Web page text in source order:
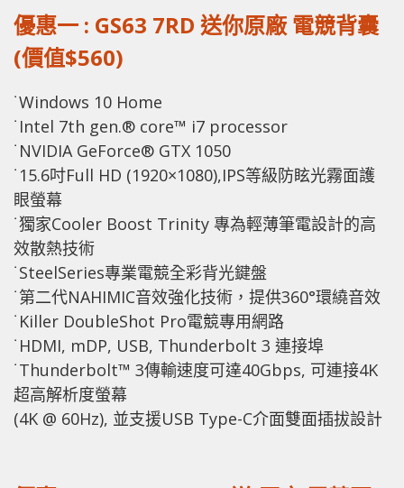
優惠一 : GS63 7RD 送你原廠 電競背囊
(價值$560)
˙Windows 10 Home
˙Intel 7th gen.® core™ i7 processor
˙NVIDIA GeForce® GTX 1050
˙15.6吋Full HD (1920×1080),IPS等級防眩光霧面護
眼螢幕
˙獨家Cooler Boost Trinity 專為輕薄筆電設計的高
效散熱技術
˙SteelSeries專業電競全彩背光鍵盤
˙第二代NAHIMIC音效強化技術，提供360°環繞音效
˙Killer DoubleShot Pro電競專用網路
˙HDMI, mDP, USB, Thunderbolt 3 連接埠
˙Thunderbolt™ 3傳輸速度可達40Gbps, 可連接4K
超高解析度螢幕
(4K @ 60Hz), 並支援USB Type-C介面雙面插拔設計